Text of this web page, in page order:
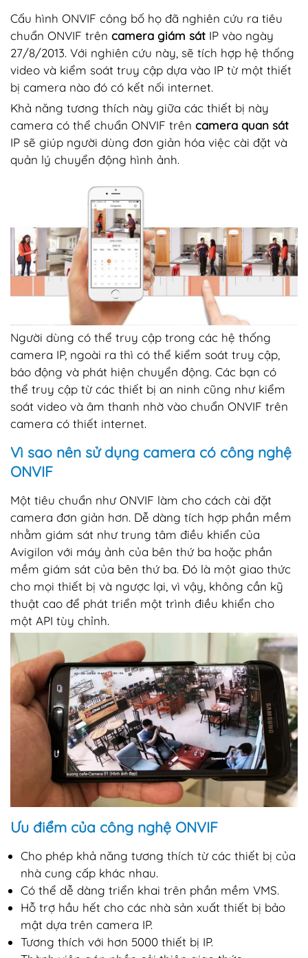
Cấu hình ONVIF công bố họ đã nghiên cứu ra tiêu
chuẩn ONVIF trên camera giám sát IP vào ngày
27/8/2013. Với nghiên cứu này, sẽ tích hợp hệ thống
video và kiểm soát truy cập dựa vào IP từ một thiết
bị camera nào đó có kết nối internet.
Khả năng tương thích này giữa các thiết bị này
camera có thể chuẩn ONVIF trên camera quan sát
IP sẽ giúp người dùng đơn giản hóa việc cài đặt và
quản lý chuyển động hình ảnh.
Người dùng có thể truy cập trong các hệ thống
camera IP, ngoài ra thì có thể kiểm soát truy cập,
báo động và phát hiện chuyển động. Các bạn có
thể truy cập từ các thiết bị an ninh cũng như kiểm
soát video và âm thanh nhờ vào chuẩn ONVIF trên
camera có thiết internet.
Vì sao nên sử dụng camera có công nghệ
ONVIF
Một tiêu chuẩn như ONVIF làm cho cách cài đặt
camera đơn giản hơn. Dễ dàng tích hợp phần mềm
nhằm giám sát như trung tâm điều khiển của
Avigilon với máy ảnh của bên thứ ba hoặc phần
mềm giám sát của bên thứ ba. Đó là một giao thức
cho mọi thiết bị và ngược lại, vì vậy, không cần kỹ
thuật cao để phát triển một trình điều khiển cho
một API tùy chỉnh.
Ưu điểm của công nghệ ONVIF
Cho phép khả năng tương thích từ các thiết bị của
nhà cung cấp khác nhau.
Có thể dễ dàng triển khai trên phần mềm VMS.
Hỗ trợ hầu hết cho các nhà sản xuất thiết bị bảo
mật dựa trên camera IP.
Tương thích với hơn 5000 thiết bị IP.